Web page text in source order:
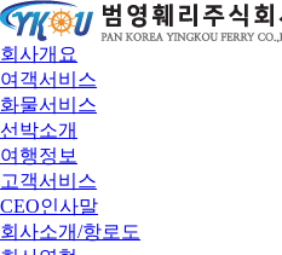
회사개요
여객서비스
화물서비스
선박소개
여행정보
고객서비스
CEO인사말
회사소개/항로도